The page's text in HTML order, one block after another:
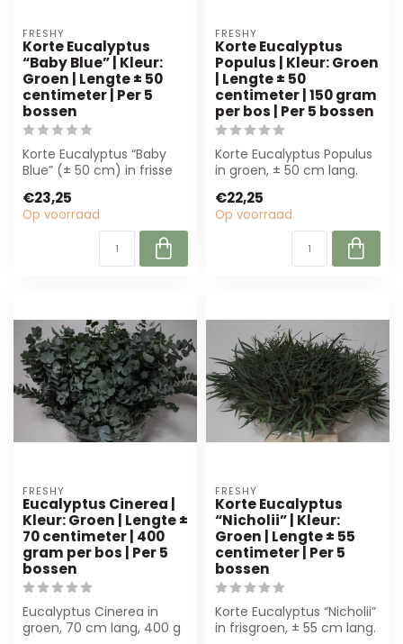
FRESHY
Korte Eucalyptus
“Baby Blue” | Kleur:
Groen | Lengte ± 50
centimeter | Per 5
bossen
Korte Eucalyptus “Baby
Blue” (± 50 cm) in frisse
voor com...
€23,25
Op voorraad
FRESHY
Korte Eucalyptus
Populus | Kleur: Groen
| Lengte ± 50
centimeter | 150 gram
per bos | Per 5 bossen
Korte Eucalyptus Populus
in groen, ± 50 cm lang.
en decor...
€22,25
Op voorraad
FRESHY
Eucalyptus Cinerea |
Kleur: Groen | Lengte ±
70 centimeter | 400
gram per bos | Per 5
bossen
Eucalyptus Cinerea in
groen, 70 cm lang, 400 g
FRESHY
Korte Eucalyptus
“Nicholii” | Kleur:
Groen | Lengte ± 55
centimeter | Per 5
bossen
Korte Eucalyptus “Nicholii”
in frisgroen, ± 55 cm lang.